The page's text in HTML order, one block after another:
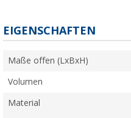
EIGENSCHAFTEN
Maße offen (LxBxH)
Volumen
Material